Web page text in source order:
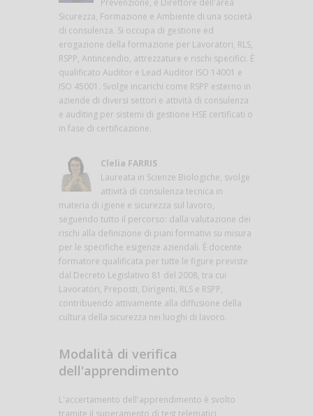
Prevenzione, è Direttore dell'area
Sicurezza, Formazione e Ambiente di una società
di consulenza. Si occupa di gestione ed
erogazione della formazione per Lavoratori, RLS,
RSPP, Antincendio, attrezzature e rischi specifici. È
qualificato Auditor e Lead Auditor ISO 14001 e
ISO 45001. Svolge incarichi come RSPP esterno in
aziende di diversi settori e attività di consulenza
e auditing per sistemi di gestione HSE certificati o
in fase di certificazione.
Clelia FARRIS
Laureata in Scienze Biologiche, svolge
attività di consulenza tecnica in
materia di igiene e sicurezza sul lavoro,
seguendo tutto il percorso: dalla valutazione dei
rischi alla definizione di piani formativi su misura
per le specifiche esigenze aziendali. È docente
formatore qualificata per tutte le figure previste
dal Decreto Legislativo 81 del 2008, tra cui
Lavoratori, Preposti, Dirigenti, RLS e RSPP,
contribuendo attivamente alla diffusione della
cultura della sicurezza nei luoghi di lavoro.
Modalità di verifica
dell'apprendimento
L'accertamento dell'apprendimento è svolto